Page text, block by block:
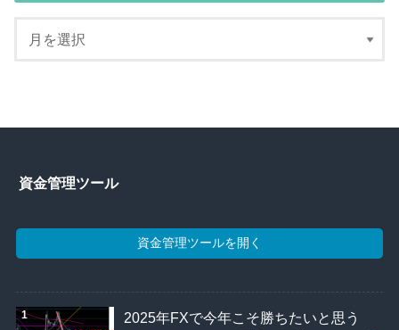
資金管理ツール
資金管理ツールを開く
2025年FXで今年こそ勝ちたいと思う